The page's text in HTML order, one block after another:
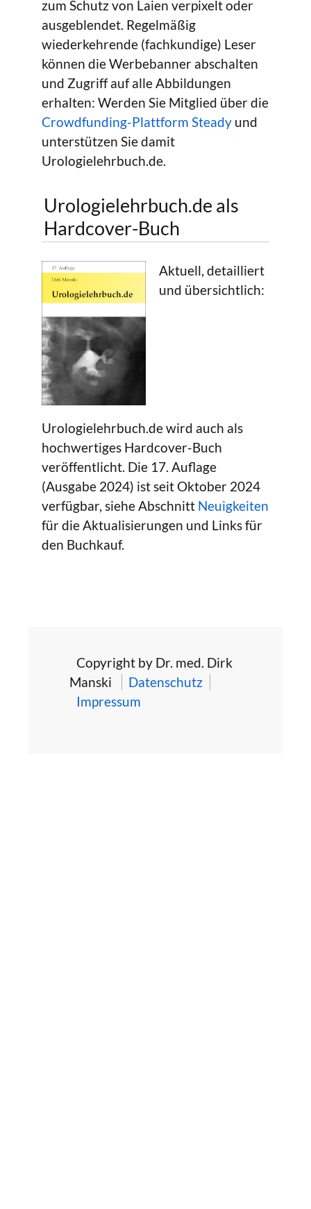
zum Schutz von Laien verpixelt oder
ausgeblendet. Regelmäßig
wiederkehrende (fachkundige) Leser
können die Werbebanner abschalten
und Zugriff auf alle Abbildungen
erhalten: Werden Sie Mitglied über die
Crowdfunding-Plattform Steady und
unterstützen Sie damit
Urologielehrbuch.de.
Urologielehrbuch.de als
Hardcover-Buch
Aktuell, detailliert
und übersichtlich:
Urologielehrbuch.de wird auch als
hochwertiges Hardcover-Buch
veröffentlicht. Die 17. Auflage
(Ausgabe 2024) ist seit Oktober 2024
verfügbar, siehe Abschnitt Neuigkeiten
für die Aktualisierungen und Links für
den Buchkauf.
Copyright by Dr. med. Dirk
Manski
Datenschutz
Impressum